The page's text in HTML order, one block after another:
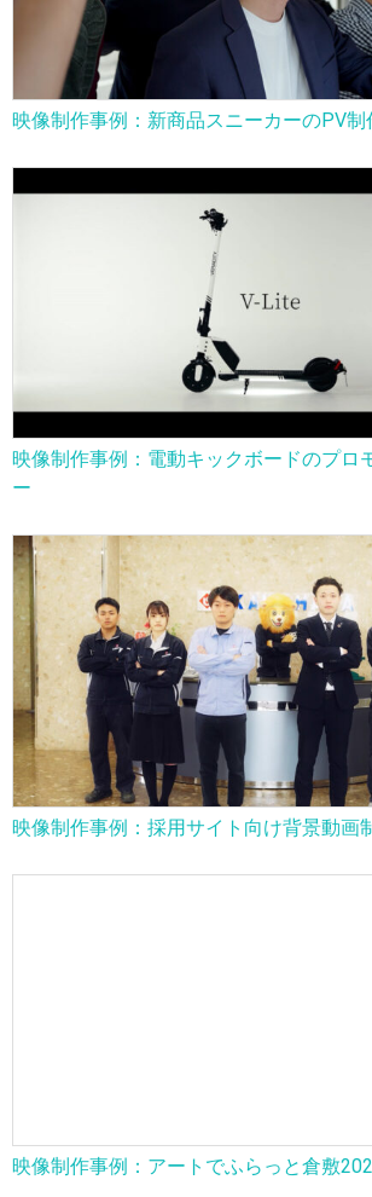
映像制作事例：新商品スニーカーのPV制
映像制作事例：電動キックボードのプロ
ー
映像制作事例：採用サイト向け背景動画
映像制作事例：アートでふらっと倉敷